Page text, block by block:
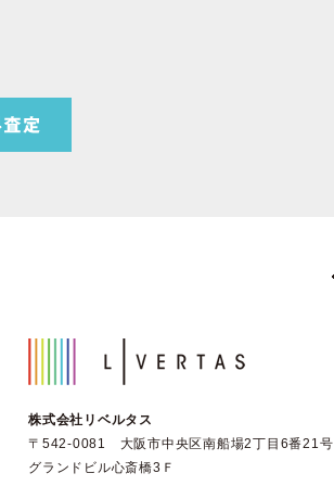
株式会社リベルタス
〒542-0081 大阪市中央区南船場2丁目6番21号
グランドビル心斎橋3Ｆ